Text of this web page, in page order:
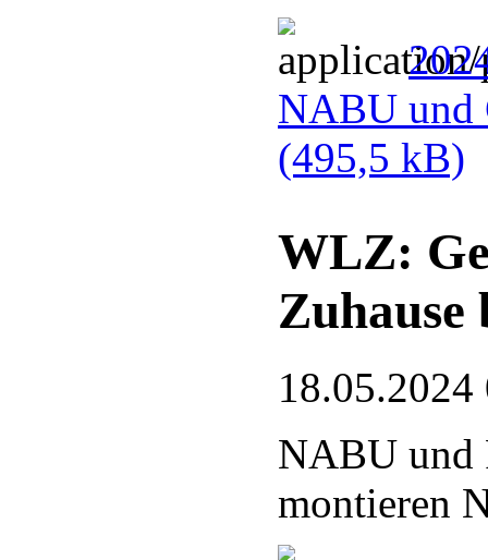
NABU und
(495,5 kB)
WLZ:
Zuhause
18.05.2024
NABU und
montieren